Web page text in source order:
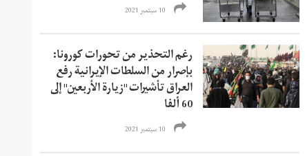
10 سبتمبر 2021
رغم التحذير من تحورات كورونا:
بإصرار من السلطات الإيرانية رفع
العراق تأشيرات "زيارة الأربعين" إلى
60 ألفا
10 سبتمبر 2021